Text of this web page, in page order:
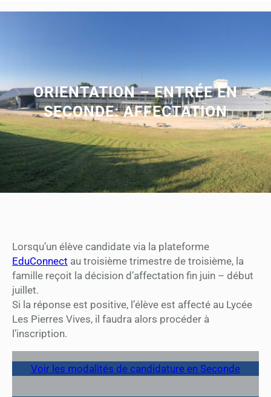
ORIENTATION – ENTRÉE EN
SECONDE: AFFECTATION
Lorsqu’un élève candidate via la plateforme
EduConnect au troisième trimestre de troisième, la
famille reçoit la décision d’affectation fin juin – début
juillet.
Si la réponse est positive, l’élève est affecté au Lycée
Les Pierres Vives, il faudra alors procéder à
l’inscription.
Voir les modalités de candidature en Seconde